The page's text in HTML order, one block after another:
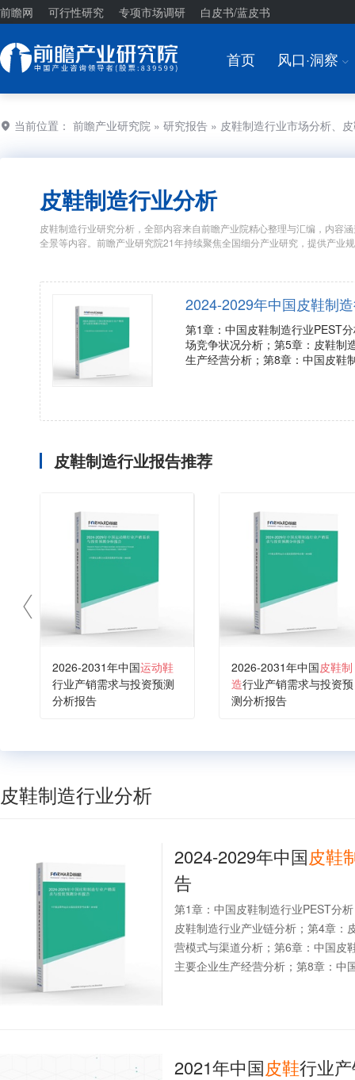
前瞻网 可行性研究 专项市场调研 白皮书/蓝皮书
首页 风口·洞察 I
当前位置： 前瞻产业研究院 » 研究报告 » 皮鞋制造行业市场分析、
皮鞋制造行业分析
皮鞋制造行业研究分析，全部内容来自前瞻产业院精心整理与汇编，内容
全景等内容。前瞻产业研究院21年持续聚焦全国细分产业研究，提供产业
2024-2029年中国皮鞋制
第1章：中国皮鞋制造行业PEST
场竞争状况分析；第5章：皮鞋制
生产经营分析；第8章：中国皮鞋
皮鞋制造行业报告推荐
2026-2031年中国运动鞋
行业产销需求与投资预测
分析报告
2026-2031年中国皮鞋制
造行业产销需求与投资预
测分析报告
皮鞋制造行业分析
2024-2029年中国皮鞋
告
第1章：中国皮鞋制造行业PEST分
皮鞋制造行业产业链分析；第4章：
营模式与渠道分析；第6章：中国皮
主要企业生产经营分析；第8章：中
2021年中国皮鞋行业